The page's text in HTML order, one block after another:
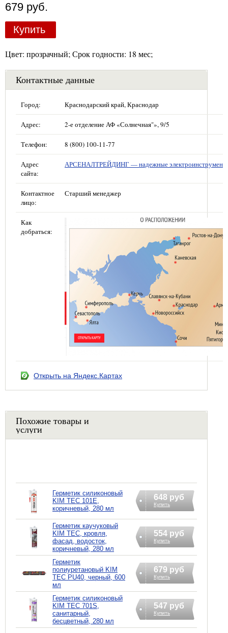
679 руб.
Купить
Цвет: прозрачный; Срок годности: 18 мес;
Контактные данные
Город: Краснодарский край, Краснодар
Адрес: 2-е отделение АФ «Солнечная"», 9/5
Телефон: 8 (800) 100-11-77
Адрес
сайта:
АРСЕНАЛТРЕЙДИНГ — надежные
Контактное
лицо:
Старший менеджер
Как
добраться:
Открыть на Яндекс.Картах
Похожие товары и
услуги
Герметик силиконовый
KIM TEC 101Е,
коричневый, 280 мл
648 руб
Купить
Герметик каучуковый
KIM TEC, кровля,
фасад, водосток,
коричневый, 280 мл
554 руб
Купить
Герметик
полиуретановый KIM
TEC PU40, черный, 600
мл
679 руб
Купить
Герметик силиконовый
KIM TEC 701S,
санитарный,
бесцветный, 280 мл
547 руб
Купить